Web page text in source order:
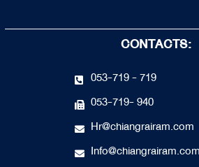
CONTACTS:
053-719 - 719
053-719- 940
Hr@chiangrairam.com
Info@chiangrairam.com